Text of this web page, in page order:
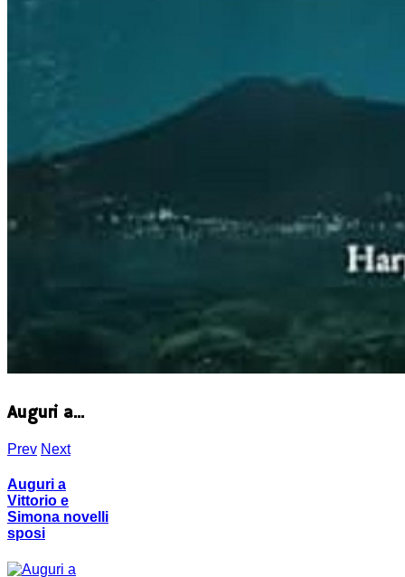
Auguri a...
Prev Next
Auguri a
Vittorio e
Simona novelli
sposi